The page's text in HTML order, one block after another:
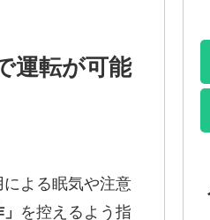
運転が可能
よる眠気や注意
を控えるよう指